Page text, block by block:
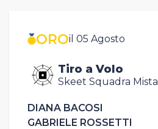
OROil 05 Agosto
Tiro a Volo
Skeet Squadra Mista
DIANA BACOSI
GABRIELE ROSSETTI